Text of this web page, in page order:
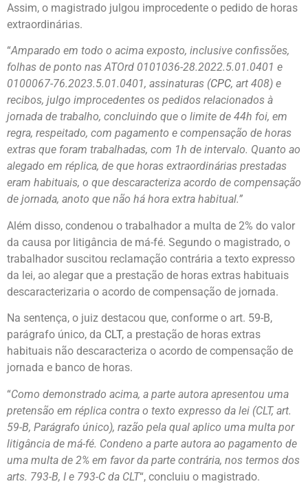
Assim, o magistrado julgou improcedente o pedido de horas
extraordinárias.
“Amparado em todo o acima exposto, inclusive confissões,
folhas de ponto nas ATOrd 0101036-28.2022.5.01.0401 e
0100067-76.2023.5.01.0401, assinaturas (CPC, art 408) e
recibos, julgo improcedentes os pedidos relacionados à
jornada de trabalho, concluindo que o limite de 44h foi, em
regra, respeitado, com pagamento e compensação de horas
extras que foram trabalhadas, com 1h de intervalo. Quanto ao
alegado em réplica, de que horas extraordinárias prestadas
eram habituais, o que descaracteriza acordo de compensação
de jornada, anoto que não há hora extra habitual.”
Além disso, condenou o trabalhador a multa de 2% do valor
da causa por litigância de má-fé. Segundo o magistrado, o
trabalhador suscitou reclamação contrária a texto expresso
da lei, ao alegar que a prestação de horas extras habituais
descaracterizaria o acordo de compensação de jornada.
Na sentença, o juiz destacou que, conforme o art. 59-B,
parágrafo único, da CLT, a prestação de horas extras
habituais não descaracteriza o acordo de compensação de
jornada e banco de horas.
“Como demonstrado acima, a parte autora apresentou uma
pretensão em réplica contra o texto expresso da lei (CLT, art.
59-B, Parágrafo único), razão pela qual aplico uma multa por
litigância de má-fé. Condeno a parte autora ao pagamento de
uma multa de 2% em favor da parte contrária, nos termos dos
arts. 793-B, I e 793-C da CLT“, concluiu o magistrado.